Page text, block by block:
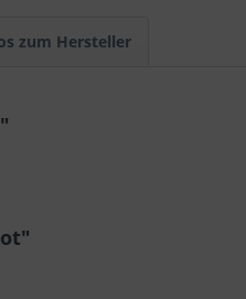
zum Hersteller